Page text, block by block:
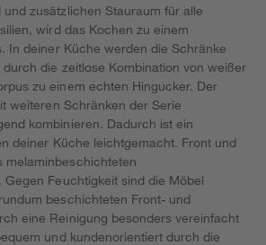
zusätzlichen Stauraum für alle
wird das Kochen zu einem
In deiner Küche werden die Schränke
die zeitlose Kombination von weißer
zu einem echten Hingucker. Der
weiteren Schränken der Serie
kombinieren. Dadurch ist ein
deiner Küche leichtgemacht. Front und
melaminbeschichteten
Gegen Feuchtigkeit sind die Möbel
beschichteten Front- und
eine Reinigung besonders vereinfacht
und kundenorientiert durch die